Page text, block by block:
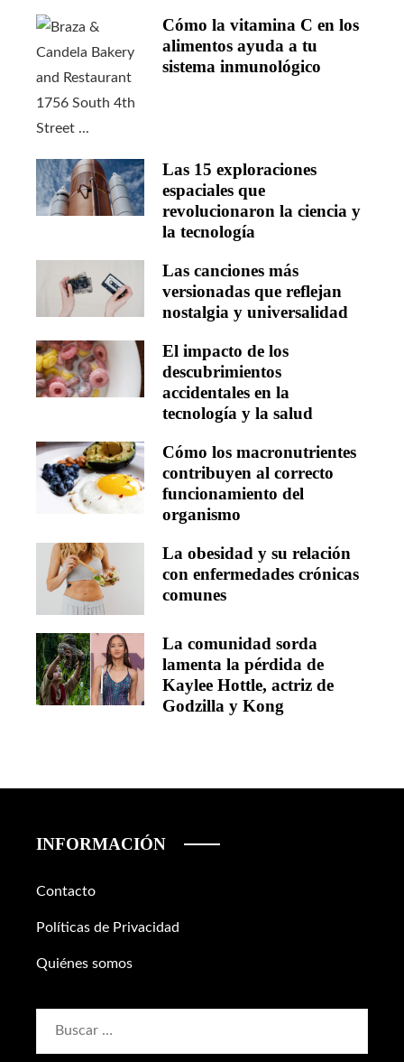
Cómo la vitamina C en los
alimentos ayuda a tu
sistema inmunológico
Las 15 exploraciones
espaciales que
revolucionaron la ciencia y
la tecnología
Las canciones más
versionadas que reflejan
nostalgia y universalidad
El impacto de los
descubrimientos
accidentales en la
tecnología y la salud
Cómo los macronutrientes
contribuyen al correcto
funcionamiento del
organismo
La obesidad y su relación
con enfermedades crónicas
comunes
La comunidad sorda
lamenta la pérdida de
Kaylee Hottle, actriz de
Godzilla y Kong
INFORMACIÓN
Contacto
Políticas de Privacidad
Quiénes somos